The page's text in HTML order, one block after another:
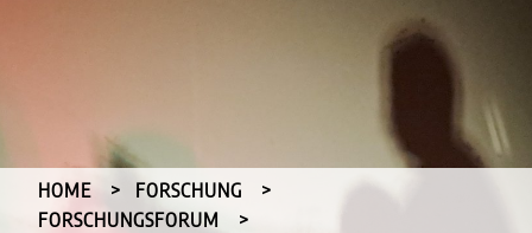
HOME
FORSCHUNG
FORSCHUNGSFORUM